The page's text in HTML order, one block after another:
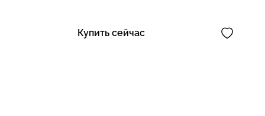
Купить сейчас